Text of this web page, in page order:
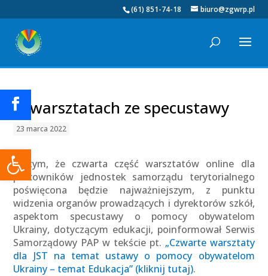
Otwórz pasek narzędzi
(61) 851-74-18 biuro@zgwrp.pl
O warsztatach ze specustawy
23 marca 2022
O tym, że czwarta część warsztatów online dla
pracowników jednostek samorządu terytorialnego
poświęcona będzie najważniejszym, z punktu
widzenia organów prowadzących i dyrektorów szkół,
aspektom specustawy o pomocy obywatelom
Ukrainy, dotyczącym edukacji, poinformował Serwis
Samorządowy PAP w tekście pt. „Czwarte warsztaty
dla JST na temat ustawy o pomocy obywatelom
Ukrainy – temat Edukacja” (kliknij tutaj).